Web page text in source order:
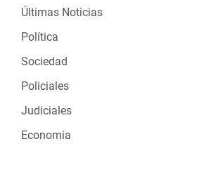
Últimas Noticias
Política
Sociedad
Policiales
Judiciales
Economia